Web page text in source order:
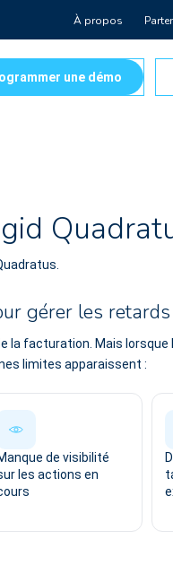
À propos
une démo
gérer les
la facturation. Mais lorsque
limites apparaissent :
de visibilité
les actions en